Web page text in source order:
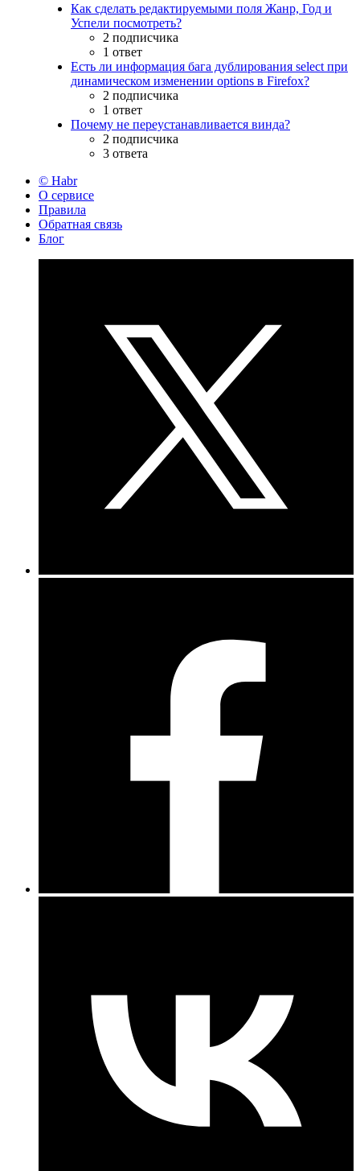
Как сделать редактируемыми поля Жанр, Год и
Успели посмотреть?
2 подписчика
1 ответ
Есть ли информация бага дублирования select при
динамическом изменении options в Firefox?
2 подписчика
1 ответ
Почему не переустанавливается винда?
2 подписчика
3 ответа
© Habr
О сервисе
Правила
Обратная связь
Блог